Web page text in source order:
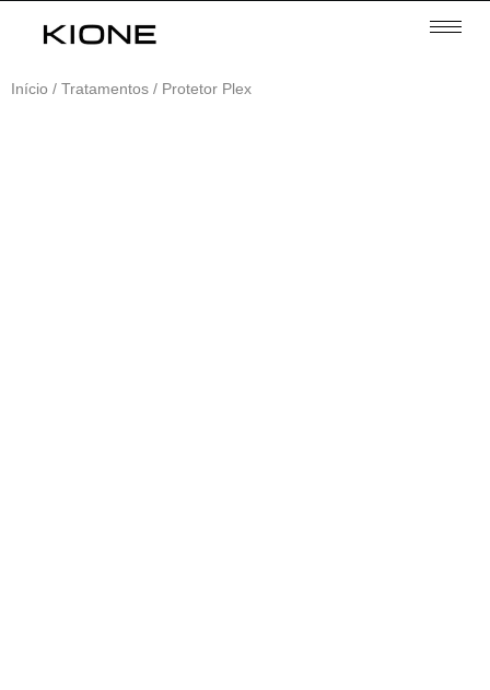
Início / Tratamentos / Protetor Plex